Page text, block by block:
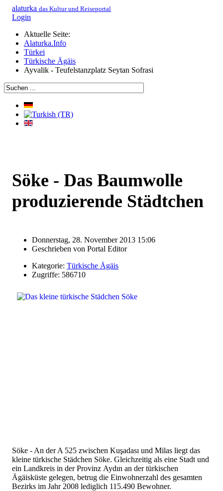
alaturka das Kultur und Reiseportal
Login
Aktuelle Seite:
Alaturka.Info
Türkei
Türkische Ägäis
Ayvalik - Teufelstanzplatz Seytan Sofrasi
Söke - Das Baumwolle
produzierende Städtchen
Donnerstag, 28. November 2013 15:06
Geschrieben von Portal Editor
Kategorie: Türkische Ägäis
Zugriffe: 586710
Söke - An der A 525 zwischen Kuşadası und Milas liegt das
kleine türkische Städchen Söke. Gleichzeitig als eine Stadt und
ein Landkreis in der Provinz Aydın an der türkischen
Ägäisküste gelegen, betrug die Einwohnerzahl des gesamten
Bezirks im Jahr 2008 lediglich 115.490 Bewohner.